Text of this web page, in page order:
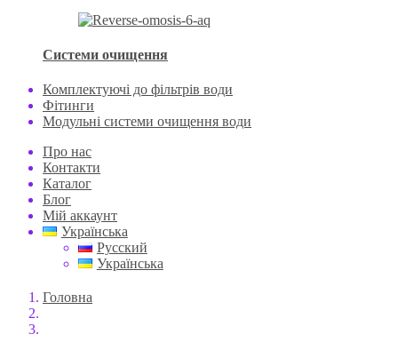
Системи очищення
Комплектуючі до фільтрів води
Фітинги
Модульні системи очищення води
Про нас
Контакти
Каталог
Блог
Мій аккаунт
Українська
Русский
Українська
Головна